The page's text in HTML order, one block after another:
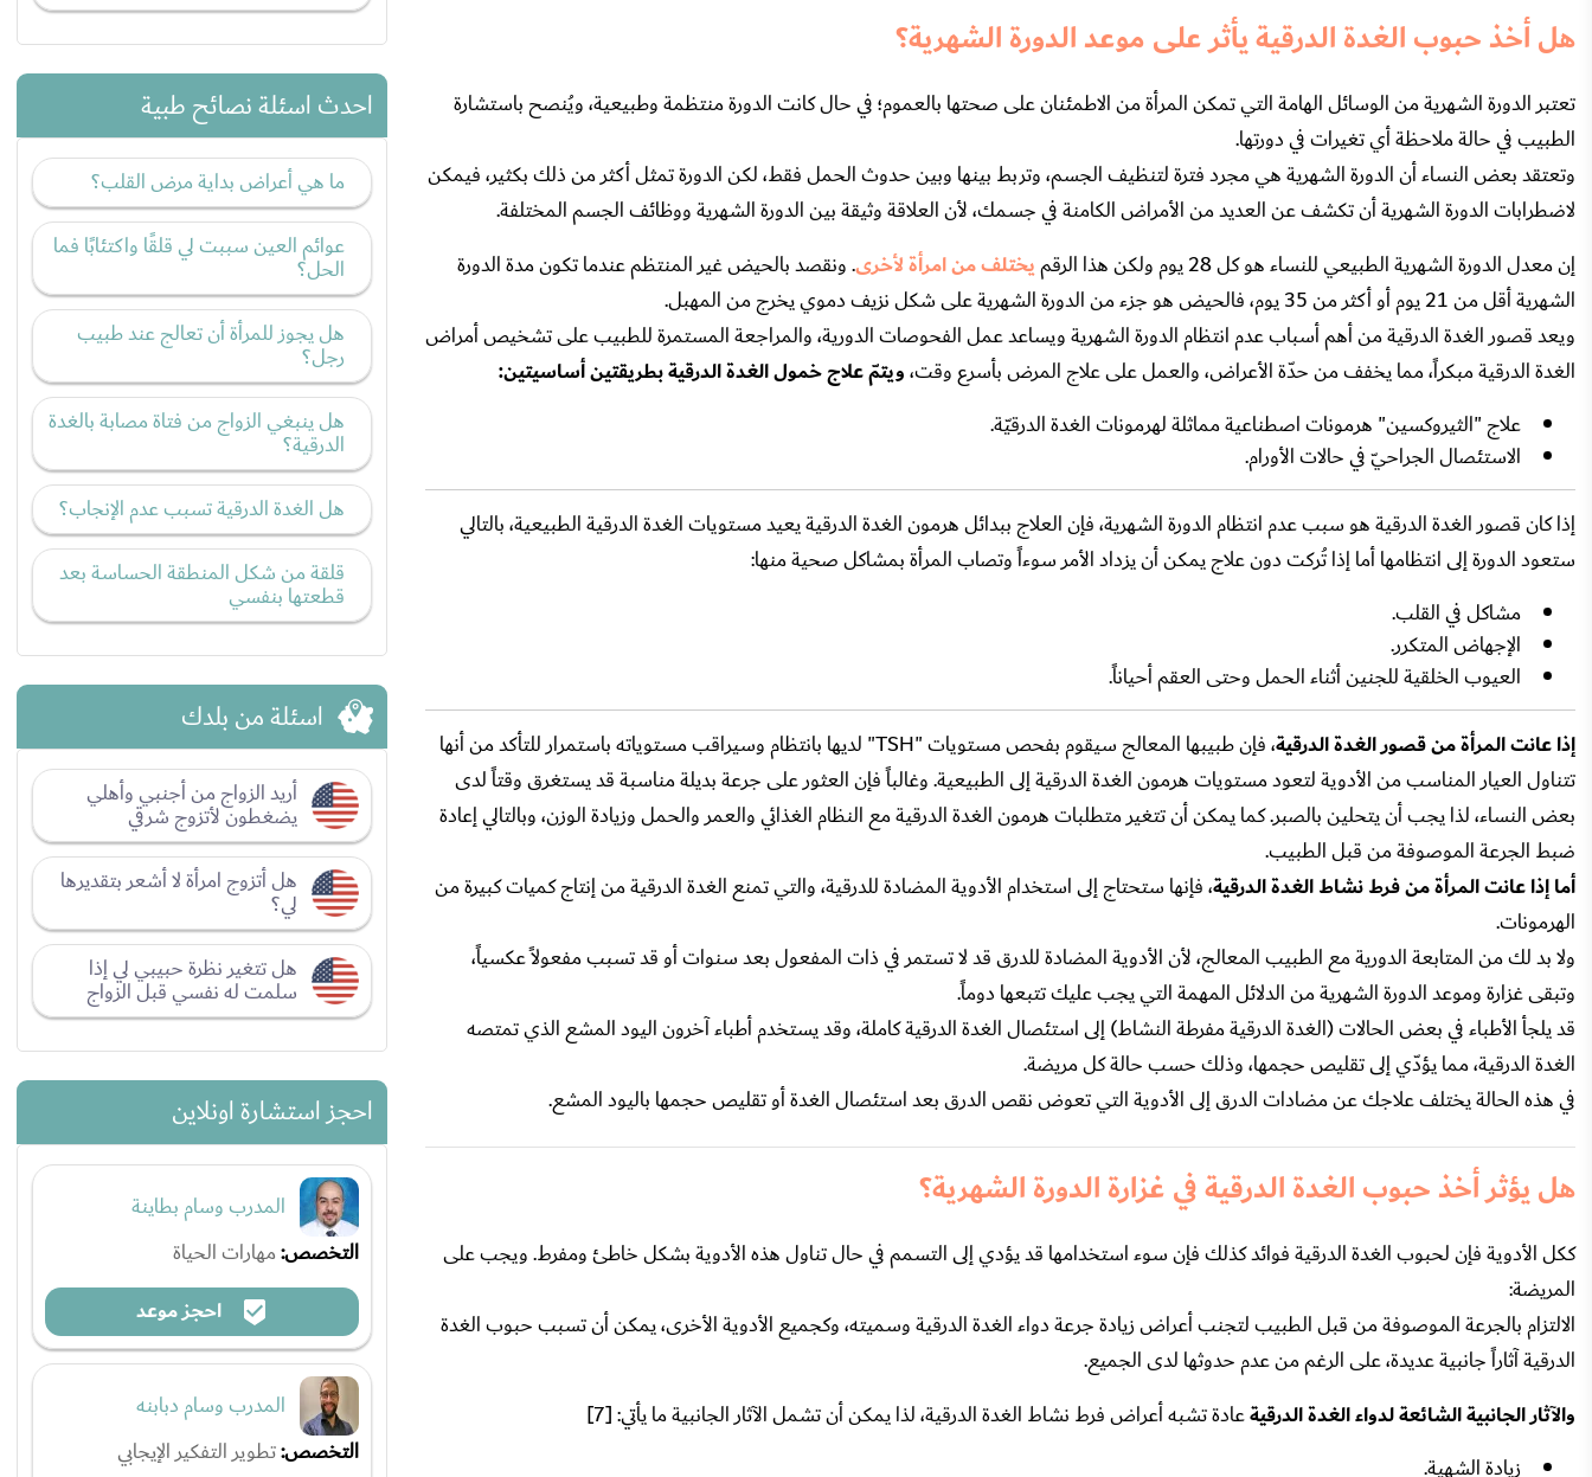
هل أخذ حبوب الغدة الدرقية يأثر على موعد الدورة الشهرية؟
تعتبر الدورة الشهرية من الوسائل الهامة التي تمكن المرأة من الاطمئنان على صحتها بالعموم؛ في حال كانت الدورة منتظمة وطبيعية، ويُنصح باستشارة
الطبيب في حالة ملاحظة أي تغيرات في دورتها.
وتعتقد بعض النساء أن الدورة الشهرية هي مجرد فترة لتنظيف الجسم، وتربط بينها وبين حدوث الحمل فقط، لكن الدورة تمثل أكثر من ذلك بكثير، فيمكن
لاضطرابات الدورة الشهرية أن تكشف عن العديد من الأمراض الكامنة في جسمك، لأن العلاقة وثيقة بين الدورة الشهرية ووظائف الجسم المختلفة.
إن معدل الدورة الشهرية الطبيعي للنساء هو كل 28 يوم ولكن هذا الرقم
يختلف من امرأة لأخرى. ونقصد بالحيض غير المنتظم عندما تكون مدة الدورة
الشهرية أقل من 21 يوم أو أكثر من 35 يوم، فالحيض هو جزء من الدورة الشهرية على شكل نزيف دموي يخرج من المهبل.
ويعد قصور الغدة الدرقية من أهم أسباب عدم انتظام الدورة الشهرية ويساعد عمل الفحوصات الدورية، والمراجعة المستمرة للطبيب على تشخيص أمراض
الغدة الدرقية مبكراً، مما يخفف من حدّة الأعراض، والعمل على علاج المرض بأسرع وقت،ويتمّ علاج خمول الغدة الدرقية بطريقتين أساسيتين:
علاج "الثيروكسين" هرمونات اصطناعية مماثلة لهرمونات الغدة الدرقيّة.
الاستئصال الجراحيّ في حالات الأورام.
إذا كان قصور الغدة الدرقية هو سبب عدم انتظام الدورة الشهرية، فإن العلاج ببدائل هرمون الغدة الدرقية يعيد مستويات الغدة الدرقية الطبيعية، بالتالي
ستعود الدورة إلى انتظامها أما إذا تُركت دون علاج يمكن أن يزداد الأمر سوءاً وتصاب المرأة بمشاكل صحية منها:
مشاكل في القلب.
الإجهاض المتكرر.
العيوب الخلقية للجنين أثناء الحمل وحتى العقم أحياناً.
إذا عانت المرأة من قصور الغدة الدرقية
، فإن طبيبها المعالج سيقوم بفحص مستويات "TSH" لديها بانتظام وسيراقب مستوياته باستمرار للتأكد من أنها
تتناول العيار المناسب من الأدوية لتعود مستويات هرمون الغدة الدرقية إلى الطبيعية. وغالباً فإن العثور على جرعة بديلة مناسبة قد يستغرق وقتاً لدى
بعض النساء، لذا يجب أن يتحلين بالصبر. كما يمكن أن تتغير متطلبات هرمون الغدة الدرقية مع النظام الغذائي والعمر والحمل وزيادة الوزن، وبالتالي إعادة
ضبط الجرعة الموصوفة من قبل الطبيب.
أما إذا عانت المرأة من فرط نشاط الغدة الدرقية، فإنها ستحتاج إلى استخدام الأدوية المضادة للدرقية، والتي تمنع الغدة الدرقية من إنتاج كميات كبيرة من
الهرمونات.
ولا بد لك من المتابعة الدورية مع الطبيب المعالج، لأن الأدوية المضادة للدرق قد لا تستمر في ذات المفعول بعد سنوات أو قد تسبب مفعولاً عكسياً،
وتبقى غزارة وموعد الدورة الشهرية من الدلائل المهمة التي يجب عليك تتبعها دوماً.
قد يلجأ الأطباء في بعض الحالات (الغدة الدرقية مفرطة النشاط) إلى استئصال الغدة الدرقية كاملة، وقد يستخدم أطباء آخرون اليود المشع الذي تمتصه
الغدة الدرقية، مما يؤدّي إلى تقليص حجمها، وذلك حسب حالة كل مريضة.
في هذه الحالة يختلف علاجك عن مضادات الدرق إلى الأدوية التي تعوض نقص الدرق بعد استئصال الغدة أو تقليص حجمها باليود المشع.
هل يؤثر أخذ حبوب الغدة الدرقية في غزارة الدورة الشهرية؟
ككل الأدوية فإن لحبوب الغدة الدرقية فوائد كذلك فإن سوء استخدامها قد يؤدي إلى التسمم في حال تناول هذه الأدوية بشكل خاطئ ومفرط. ويجب على
المريضة:
الالتزام بالجرعة الموصوفة من قبل الطبيب لتجنب أعراض زيادة جرعة دواء الغدة الدرقية وسميته، وكجميع الأدوية الأخرى، يمكن أن تسبب حبوب الغدة
الدرقية آثاراً جانبية عديدة، على الرغم من عدم حدوثها لدى الجميع.
والآثار الجانبية الشائعة لدواء الغدة الدرقيةعادة تشبه أعراض فرط نشاط الغدة الدرقية، لذا يمكن أن تشمل الآثار الجانبية ما يأتي: [7]
زيادة الشهية.
احدث اسئلة نصائح طبية
ما هي أعراض بداية مرض القلب؟
عوائم العين سببت لي قلقًا واكتئابًا فما
الحل؟
هل يجوز للمرأة أن تعالج عند طبيب
رجل؟
هل ينبغي الزواج من فتاة مصابة بالغدة
الدرقية؟
هل الغدة الدرقية تسبب عدم الإنجاب؟
قلقة من شكل المنطقة الحساسة بعد
قطعتها بنفسي
اسئلة من بلدك
أريد الزواج من أجنبي وأهلي
يضغطون لأتزوج شرقي
هل أتزوج امرأة لا أشعر بتقديرها
لي؟
هل تتغير نظرة حبيبي لي إذا
سلمت له نفسي قبل الزواج
احجز استشارة اونلاين
المدرب وسام بطاينة
التخصص:مهارات الحياة
احجز موعد
المدرب وسام دبابنه
التخصص:تطوير التفكير الإيجابي